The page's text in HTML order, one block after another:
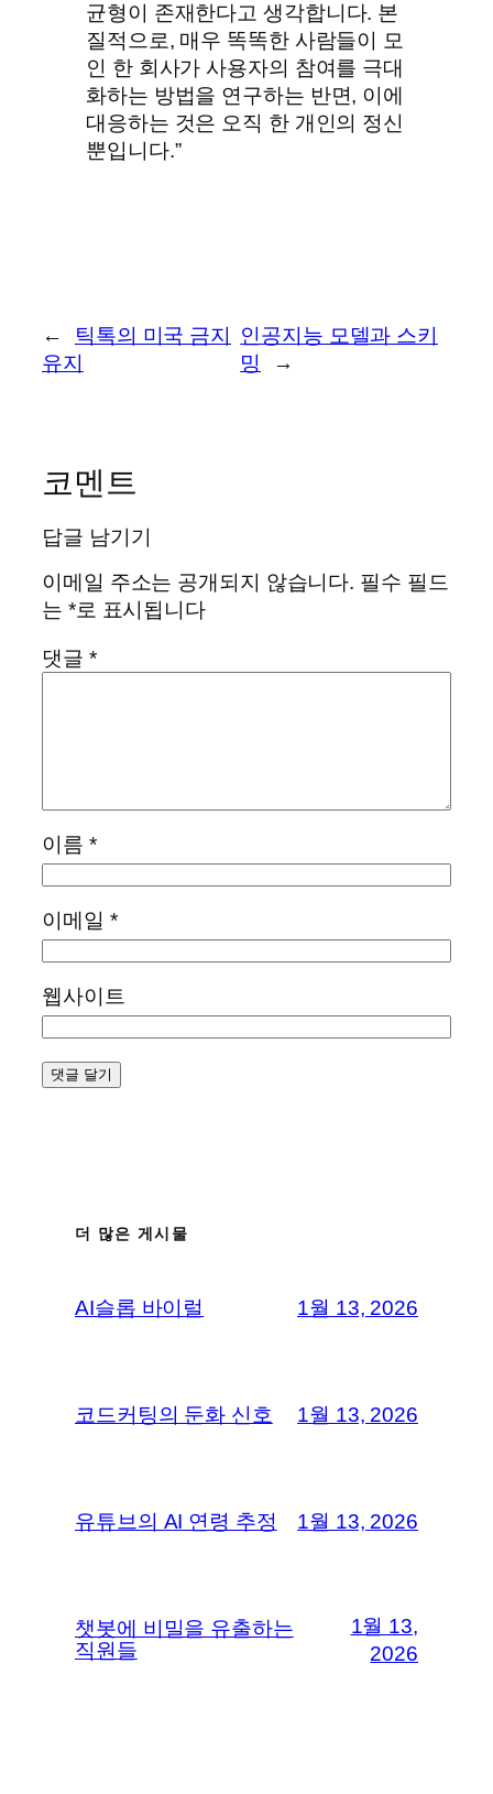
균형이 존재한다고 생각합니다. 본
질적으로, 매우 똑똑한 사람들이 모
인 한 회사가 사용자의 참여를 극대
화하는 방법을 연구하는 반면, 이에
대응하는 것은 오직 한 개인의 정신
뿐입니다.”
←
틱톡의 미국 금지
유지
인공지능 모델과 스키
밍
→
코멘트
답글 남기기
이메일 주소는 공개되지 않습니다. 필수 필드
는 *로 표시됩니다
댓글 *
이름 *
이메일 *
웹사이트
더 많은 게시물
AI슬롭 바이럴 1월 13, 2026
코드커팅의 둔화 신호 1월 13, 2026
유튜브의 AI 연령 추정 1월 13, 2026
챗봇에 비밀을 유출하는
직원들
1월 13,
2026